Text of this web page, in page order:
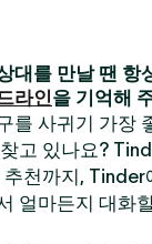
대를 만날 땐 항
라인을 기억해
를 사귀기 가장
고 있나요?
천까지, Tinder
얼마든지 대화